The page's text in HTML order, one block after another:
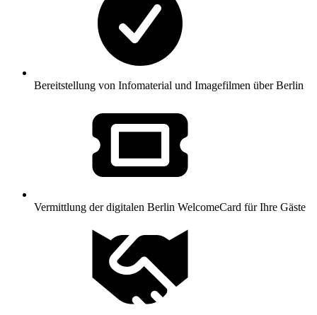
Bereitstellung von Infomaterial und Imagefilmen über Berlin
Vermittlung der digitalen Berlin WelcomeCard für Ihre Gäste